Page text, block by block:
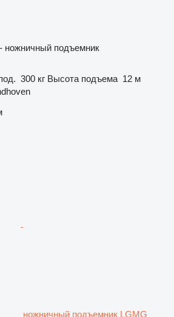
ножничный подъемник
300 кг Высота подъема 12 м
ножничный подъемник LGMG